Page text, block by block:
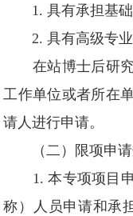
1. 具有承担基础
2. 具有高级专业
在站博士后研究
工作单位或者所在
请人进行申请。
（二）限项申请
1. 本专项项目申
称）人员申请和承